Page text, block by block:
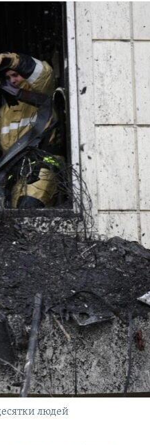
людей